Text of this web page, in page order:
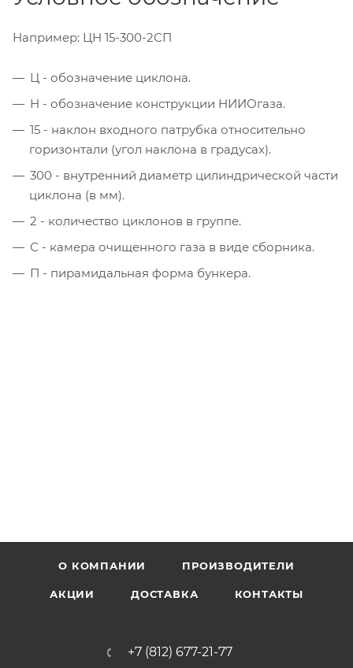
Например: ЦН 15-300-2СП
Ц - обозначение циклона.
Н - обозначение конструкции НИИОгаза.
15 - наклон входного патрубка относительно
горизонтали (угол наклона в градусах).
300 - внутренний диаметр цилиндрической части
циклона (в мм).
2 - количество циклонов в группе.
С - камера очищенного газа в виде сборника.
П - пирамидальная форма бункера.
О КОМПАНИИ ПРОИЗВОДИТЕЛИ
АКЦИИ ДОСТАВКА КОНТАКТЫ
+7 (812) 677-21-77